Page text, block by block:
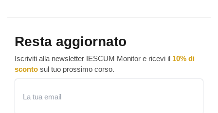
Resta aggiornato
Iscriviti alla newsletter IESCUM Monitor e ricevi il 10% di
sconto sul tuo prossimo corso.
Email